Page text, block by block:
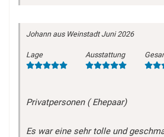
Johannaus Weinstadt Juni 2026
Lage Ausstattung
Privatpersonen ( Ehepaar)
Es war eine sehr tolle und